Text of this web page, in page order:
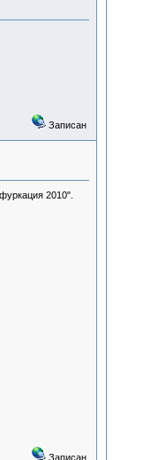
Записан
2010".
Записан